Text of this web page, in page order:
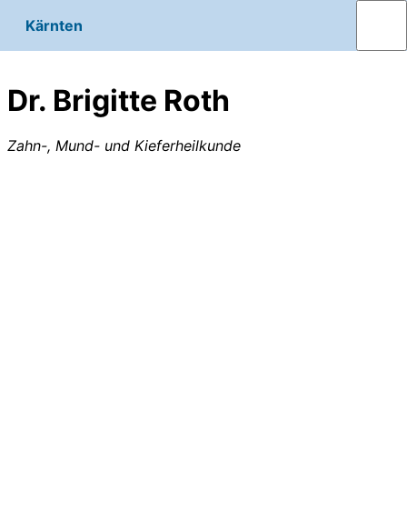
Kärnten
Dr. Brigitte Roth
Zahn-, Mund- und Kieferheilkunde